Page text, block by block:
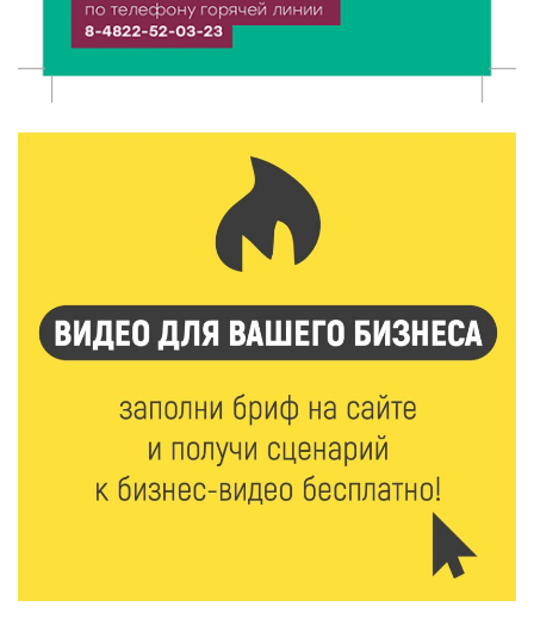
7 Авг 2026 19:02 358
В Ржеве чествовали работников строительной
«Чайке»
7 Авг 2026 18:02 508
В Нило-Столобенской пустыни началась
реставрация фасада исторической
Крестовоздвиженской церкви
День арбуза отметили ребята в Андреапольском